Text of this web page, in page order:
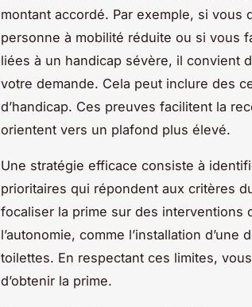
montant accordé. Par exemple, si
personne à mobilité réduite ou si vous
liées à un handicap sévère, il convient
votre demande. Cela peut inclure des
d’handicap. Ces preuves facilitent la
orientent vers un plafond plus élevé.
Une stratégie efficace consiste à
prioritaires qui répondent aux critères
focaliser la prime sur des interventions
l’autonomie, comme l’installation
toilettes. En respectant ces limites,
d’obtenir la prime.